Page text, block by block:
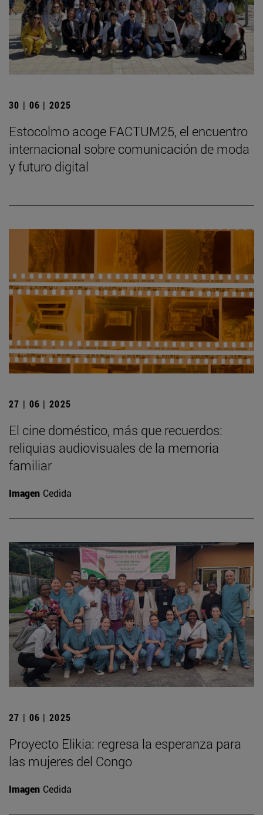
30 | 06 | 2025
Estocolmo acoge FACTUM25, el encuentro
internacional sobre comunicación de moda
y futuro digital
27 | 06 | 2025
El cine doméstico, más que recuerdos:
reliquias audiovisuales de la memoria
familiar
Imagen Cedida
27 | 06 | 2025
Proyecto Elikia: regresa la esperanza para
las mujeres del Congo
Imagen Cedida